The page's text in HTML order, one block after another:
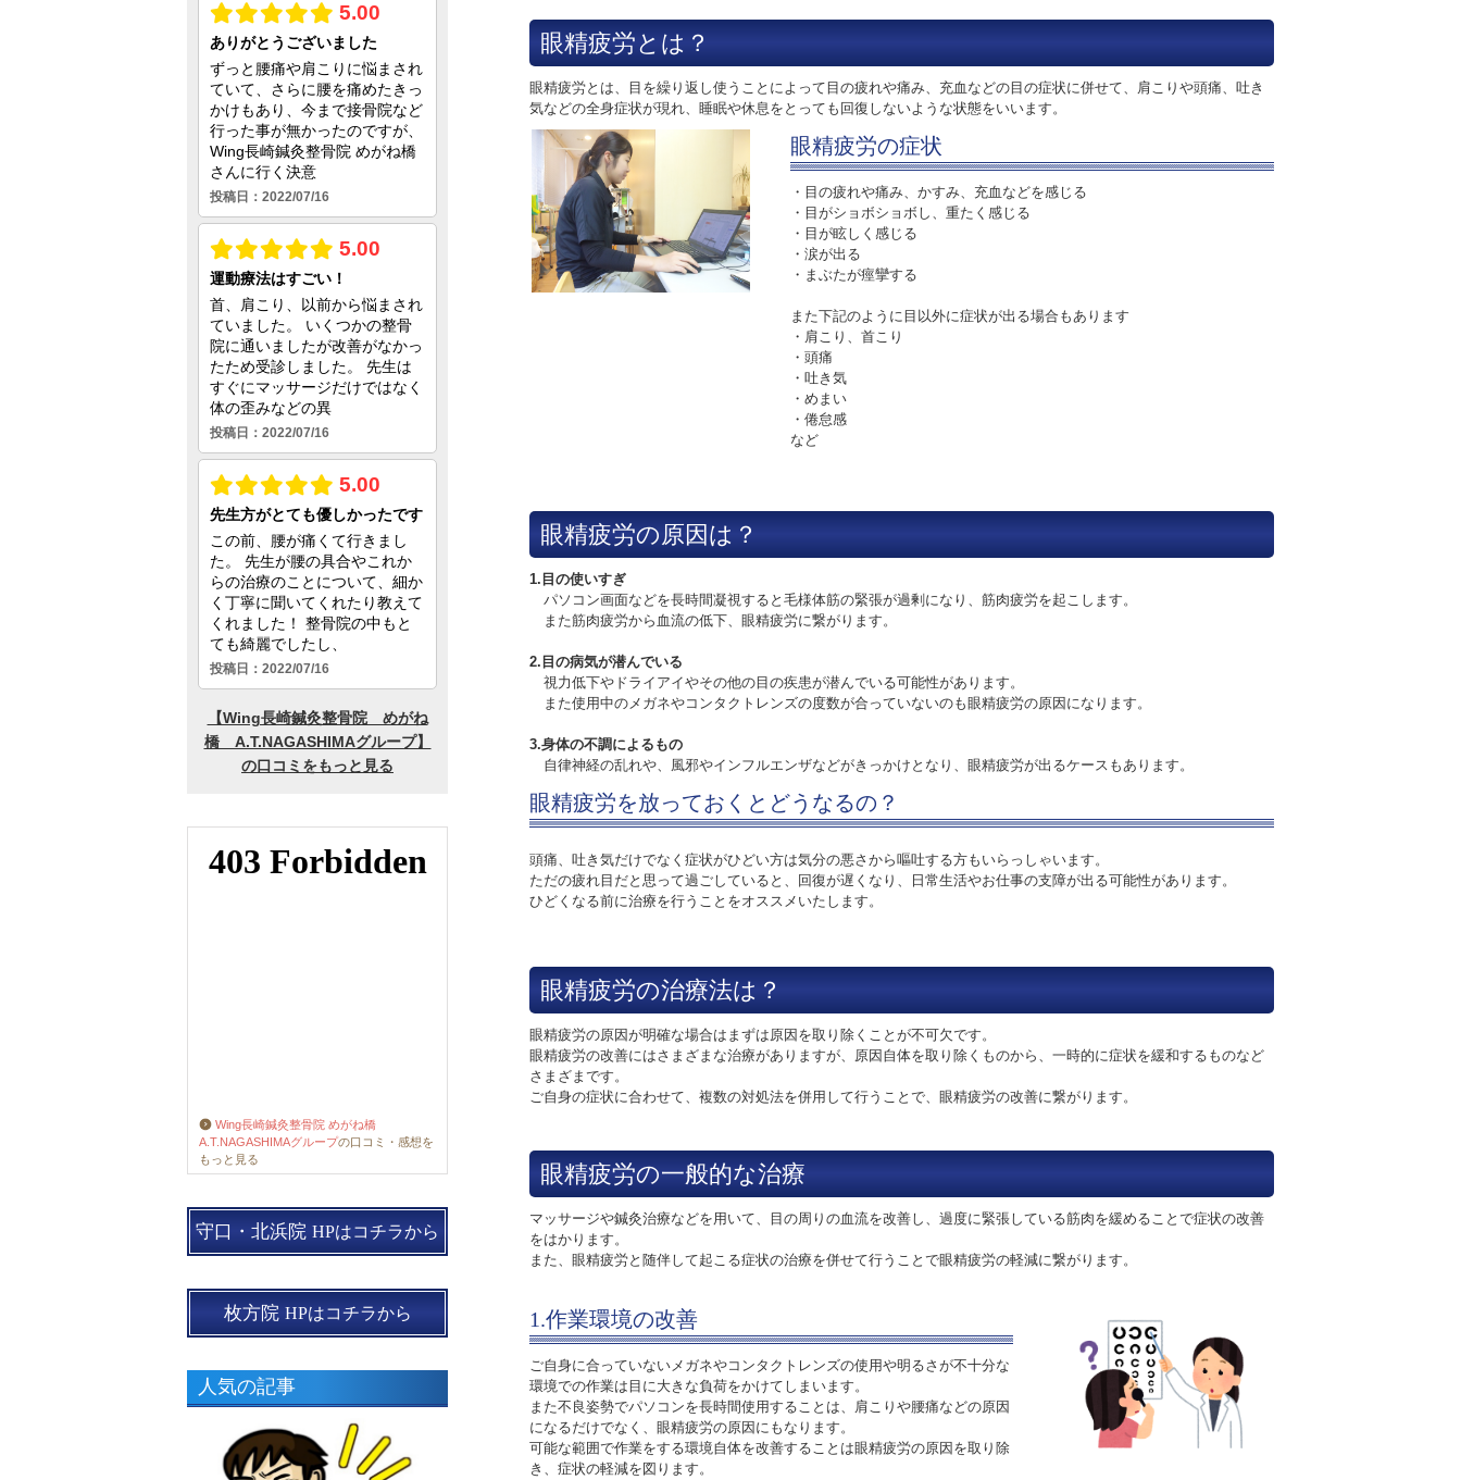
眼精疲労とは？
眼精疲労とは、目を繰り返し使うことによって目の疲れや痛み、充血などの目の症状に併せて、肩こりや頭痛、吐き
気などの全身症状が現れ、睡眠や休息をとっても回復しないような状態をいいます。
眼精疲労の症状
・目の疲れや痛み、かすみ、充血などを感じる
・目がショボショボし、重たく感じる
・目が眩しく感じる
・涙が出る
・まぶたが痙攣する
また下記のように目以外に症状が出る場合もあります
・肩こり、首こり
・頭痛
・吐き気
・めまい
・倦怠感
など
眼精疲労の原因は？
1.目の使いすぎ
パソコン画面などを長時間凝視すると毛様体筋の緊張が過剰になり、筋肉疲労を起こします。
また筋肉疲労から血流の低下、眼精疲労に繋がります。
2.目の病気が潜んでいる
視力低下やドライアイやその他の目の疾患が潜んでいる可能性があります。
また使用中のメガネやコンタクトレンズの度数が合っていないのも眼精疲労の原因になります。
3.身体の不調によるもの
自律神経の乱れや、風邪やインフルエンザなどがきっかけとなり、眼精疲労が出るケースもあります。
眼精疲労を放っておくとどうなるの？
頭痛、吐き気だけでなく症状がひどい方は気分の悪さから嘔吐する方もいらっしゃいます。
ただの疲れ目だと思って過ごしていると、回復が遅くなり、日常生活やお仕事の支障が出る可能性があります。
ひどくなる前に治療を行うことをオススメいたします。
眼精疲労の治療法は？
眼精疲労の原因が明確な場合はまずは原因を取り除くことが不可欠です。
眼精疲労の改善にはさまざまな治療がありますが、原因自体を取り除くものから、一時的に症状を緩和するものなど
さまざまです。
ご自身の症状に合わせて、複数の対処法を併用して行うことで、眼精疲労の改善に繋がります。
眼精疲労の一般的な治療
マッサージや鍼灸治療などを用いて、目の周りの血流を改善し、過度に緊張している筋肉を緩めることで症状の改善
をはかります。
また、眼精疲労と随伴して起こる症状の治療を併せて行うことで眼精疲労の軽減に繋がります。
1.作業環境の改善
ご自身に合っていないメガネやコンタクトレンズの使用や明るさが不十分な
環境での作業は目に大きな負荷をかけてしまいます。
また不良姿勢でパソコンを長時間使用することは、肩こりや腰痛などの原因
になるだけでなく、眼精疲労の原因にもなります。
可能な範囲で作業をする環境自体を改善することは眼精疲労の原因を取り除
き、症状の軽減を図ります。
Wing長崎鍼灸整骨院 めがね橋
A.T.NAGASHIMAグループの口コミ・感想を
もっと見る
守口・北浜院 HPはコチラから
枚方院 HPはコチラから
人気の記事